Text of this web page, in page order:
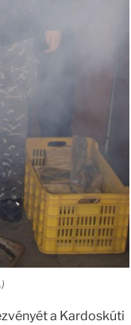
a Kardoskúti